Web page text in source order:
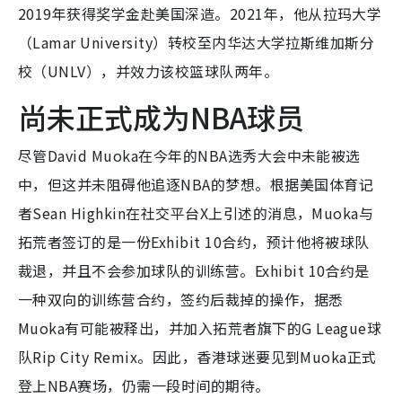
2019年获得奖学金赴美国深造。2021年，他从拉玛大学
（Lamar University）转校至内华达大学拉斯维加斯分
校（UNLV），并效力该校篮球队两年。
尚未正式成为NBA球员
尽管David Muoka在今年的NBA选秀大会中未能被选
中，但这并未阻碍他追逐NBA的梦想。根据美国体育记
者Sean Highkin在社交平台X上引述的消息，Muoka与
拓荒者签订的是一份Exhibit 10合约，预计他将被球队
裁退，并且不会参加球队的训练营。Exhibit 10合约是
一种双向的训练营合约，签约后裁掉的操作，据悉
Muoka有可能被释出，并加入拓荒者旗下的G League球
队Rip City Remix。因此，香港球迷要见到Muoka正式
登上NBA赛场，仍需一段时间的期待。